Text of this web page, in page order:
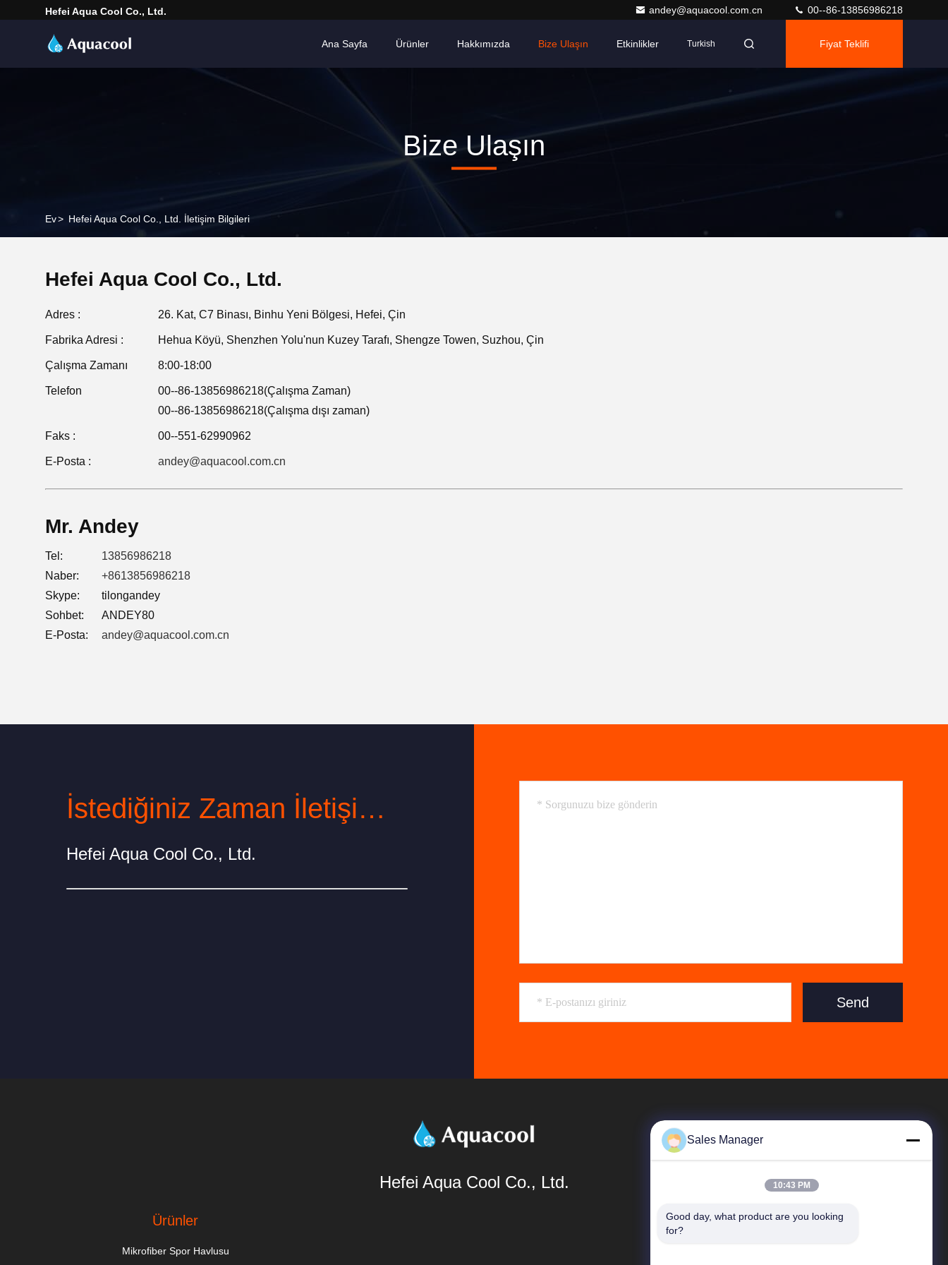
Hefei Aqua Cool Co., Ltd. andey@aquacool.com.cn 00--86-13856986218
Ana Sayfa Ürünler Hakkımızda Bize Ulaşın Etkinlikler Turkish Fiyat Teklifi
Bize Ulaşın
Ev> Hefei Aqua Cool Co., Ltd. İletişim Bilgileri
Hefei Aqua Cool Co., Ltd.
Adres : 26. Kat, C7 Binası, Binhu Yeni Bölgesi, Hefei, Çin
Fabrika Adresi : Hehua Köyü, Shenzhen Yolu'nun Kuzey Tarafı, Shengze Towen, Suzhou, Çin
Çalışma Zamanı 8:00-18:00
Telefon
00--86-13856986218(Çalışma Zaman)
00--86-13856986218(Çalışma dışı zaman)
Faks : 00--551-62990962
E-Posta : andey@aquacool.com.cn
Mr. Andey
Tel:
13856986218
Naber:
+8613856986218
Skype:
tilongandey
Sohbet:
ANDEY80
E-Posta:
andey@aquacool.com.cn
İstediğiniz Zaman İletişime Geçin
Hefei Aqua Cool Co., Ltd.
Send
Hefei Aqua Cool Co., Ltd.
Ürünler
Mikrofiber Spor Havlusu
Hızlı Linkler
Sales Manager
10:43 PM
Good day, what product are you looking
for?